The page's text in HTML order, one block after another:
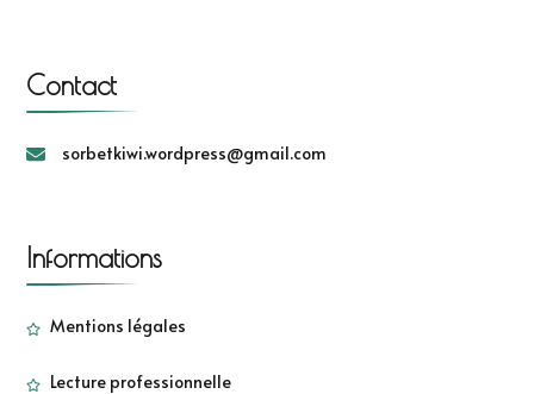
Contact
sorbetkiwi.wordpress@gmail.com
Informations
Mentions légales
Lecture professionnelle